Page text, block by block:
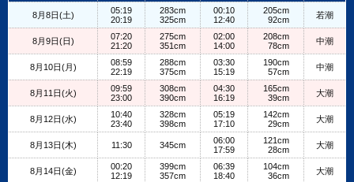
8月8日(土)
05:19
20:19
283cm
325cm
00:10
12:40
205cm
92cm
若潮
8月9日(日)
07:20
21:20
275cm
351cm
02:00
14:00
208cm
78cm
中潮
8月10日(月)
08:59
22:19
288cm
375cm
03:30
15:19
190cm
57cm
中潮
8月11日(火)
09:59
23:00
308cm
390cm
04:30
16:19
165cm
39cm
大潮
8月12日(水)
10:40
23:40
328cm
398cm
05:19
17:10
142cm
29cm
大潮
8月13日(木) 11:30 345cm
06:00
17:59
121cm
28cm
大潮
8月14日(金)
00:20
12:19
399cm
357cm
06:39
18:40
104cm
36cm
大潮